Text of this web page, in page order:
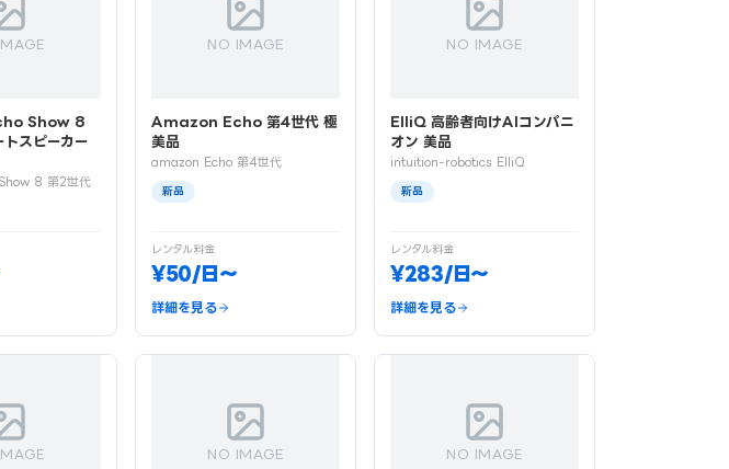
Show 8
トスピーカー
8 第2世代
NO IMAGE
Amazon Echo 第4世代 極
美品
amazon Echo 第4世代
新品
レンタル料金
¥50/日〜
詳細を見る
NO IMAGE
ElliQ 高齢者向けAIコンパニ
オン 美品
intuition-robotics ElliQ
新品
レンタル料金
¥283/日〜
詳細を見る
NO IMAGE NO IMAGE